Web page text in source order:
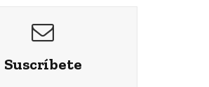
Suscríbete